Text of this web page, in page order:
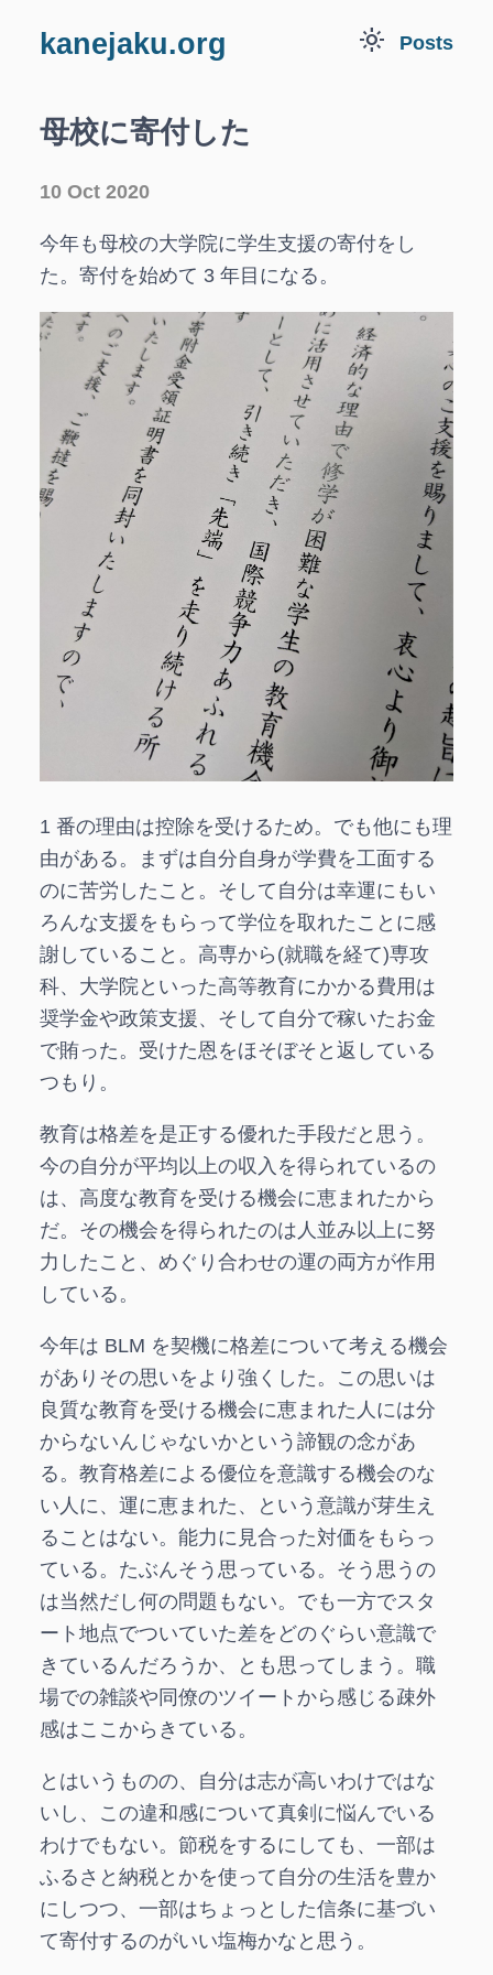
kanejaku.org light_mode Posts
母校に寄付した
10 Oct 2020
今年も母校の大学院に学生支援の寄付をし
た。寄付を始めて 3 年目になる。
1 番の理由は控除を受けるため。でも他にも理
由がある。まずは自分自身が学費を工面する
のに苦労したこと。そして自分は幸運にもい
ろんな支援をもらって学位を取れたことに感
謝していること。高専から(就職を経て)専攻
科、大学院といった高等教育にかかる費用は
奨学金や政策支援、そして自分で稼いたお金
で賄った。受けた恩をほそぼそと返している
つもり。
教育は格差を是正する優れた手段だと思う。
今の自分が平均以上の収入を得られているの
は、高度な教育を受ける機会に恵まれたから
だ。その機会を得られたのは人並み以上に努
力したこと、めぐり合わせの運の両方が作用
している。
今年は BLM を契機に格差について考える機会
がありその思いをより強くした。この思いは
良質な教育を受ける機会に恵まれた人には分
からないんじゃないかという諦観の念があ
る。教育格差による優位を意識する機会のな
い人に、運に恵まれた、という意識が芽生え
ることはない。能力に見合った対価をもらっ
ている。たぶんそう思っている。そう思うの
は当然だし何の問題もない。でも一方でスタ
ート地点でついていた差をどのぐらい意識で
きているんだろうか、とも思ってしまう。職
場での雑談や同僚のツイートから感じる疎外
感はここからきている。
とはいうものの、自分は志が高いわけではな
いし、この違和感について真剣に悩んでいる
わけでもない。節税をするにしても、一部は
ふるさと納税とかを使って自分の生活を豊か
にしつつ、一部はちょっとした信条に基づい
て寄付するのがいい塩梅かなと思う。